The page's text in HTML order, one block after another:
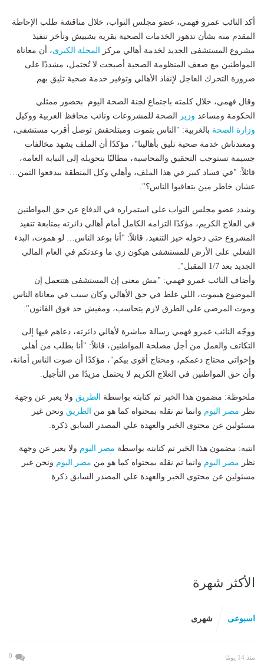
أكد النائب عمرو فهمي، عضو مجلس النواب، خلال مناقشة طلب الإحاطة
المقدم منه بشأن تدهور الخدمات الصحية بقرية بشبيش وتأخر تنفيذ
مشروع المستشفى الجديد لخدمة أهالي مركز
المحلة الكبرى، أن معاناة
المواطنين مع ضعف المنظومة الصحية أصبحت لا تُحتمل، مشددًا على
ضرورة التحرك العاجل لإنقاذ الأهالي وتوفير خدمة صحية تليق بهم.
وقال فهمي، خلال كلمته باجتماع لجنة الصحة اليوم بحضور ممثلي
الحكومة ومساعد وزير
الصحة للمشروعات ونائب محافظ الغربية ووكيل
وزارة الصحة بالغربية: "الناس بتموت ومبتلحقش توصل أقرب مستشفى،
ومعندناش خدمة صحية تليق بأهالينا"، مؤكدًا أن الملف يشهد مخالفات
جسيمة تستوجب التحقيق والمحاسبة، مطالبًا بتحويله إلى النيابة العامة،
قائلاً: "في فساد كبير في هذا الملف، وأهلي وكل المنطقة بيدفعوا التمن…
عشان خاطر مين بتعاقبوا الناس؟".
وشدد عضو مجلس النواب على استمراره في الدفاع عن حق المواطنين
في العلاج الكريم، مؤكدًا التزامه الكامل أمام أهالي دائرته بمتابعة تنفيذ
المشروع حتى دخوله حيز التنفيذ، قائلاً: "أنا بوعد الناس… لو هموت، البدء
الفعلي على الأرض للمستشفى هيكون زي ما وعدتكم في العام المالي
الجديد بعد 1/7 المقبل".
وأضاف النائب عمرو فهمي: "مش معنى إن المستشفى هتتعمل إن
الموضوع هيموت، اللي غلط في حق الأهالي وكان سبب في معاناة الناس
وموت المرضى على الطرق لازم يتحاسب، ومفيش حد فوق القانون".
ووجّه النائب عمرو فهمي رسالة مباشرة لأهالي دائرته، دعاهم فيها إلى
التكاتف والعمل من أجل مصلحة المواطنين، قائلاً: "أنا بطلب من أهلي
وإخواتي محتاج دعمكم، ومحتاج أقوى بيكم"، مؤكدًا أن صوت الناس أمانة،
وأن حق المواطنين في العلاج الكريم لا يحتمل مزيدًا من التأجيل.
ملحوظة: مضمون هذا الخبر تم كتابته بواسطة الطريق ولا يعبر عن وجهة
نظر مصر اليوم وانما تم نقله بمحتواه كما هو من الطريق ونحن غير
مسئولين عن محتوى الخبر والعهدة علي المصدر السابق ذكرة.
انتبه: مضمون هذا الخبر تم كتابته بواسطة مصر اليوم ولا يعبر عن وجهة
نظر مصر اليوم وانما تم نقله بمحتواه كما هو من مصر اليوم ونحن غير
مسئولين عن محتوى الخبر والعهدة علي المصدر السابق ذكرة.
الأكثر شهرة
اسبوعى شهرى
منذ 14 يومًا 0